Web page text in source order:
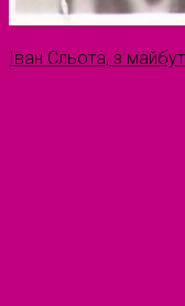
Іван Сльота, з